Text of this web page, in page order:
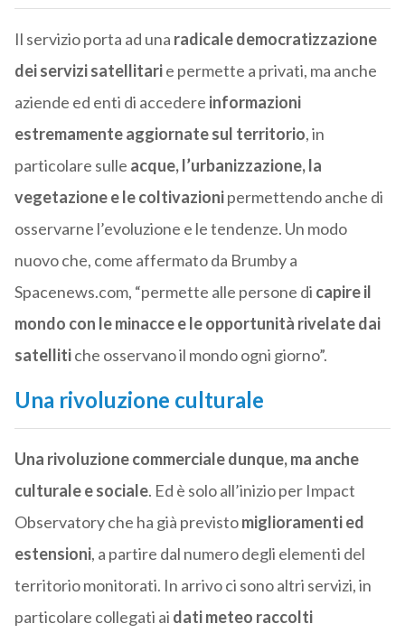
Il servizio porta ad una radicale democratizzazione
dei servizi satellitarie permette a privati, ma anche
aziende ed enti di accedere informazioni
estremamente aggiornate sul territorio, in
particolare sulle acque, l’urbanizzazione, la
vegetazione e le coltivazionipermettendo anche di
osservarne l’evoluzione e le tendenze. Un modo
nuovo che, come affermato da Brumby a
Spacenews.com, “permette alle persone di capire il
mondo con le minacce e le opportunità rivelate dai
satellitiche osservano il mondo ogni giorno”.
Una rivoluzione culturale
Una rivoluzione commerciale dunque, ma anche
culturale e sociale. Ed è solo all’inizio per Impact
Observatory che ha già previstomiglioramenti ed
estensioni, a partire dal numero degli elementi del
territorio monitorati. In arrivo ci sono altri servizi, in
particolare collegati ai dati meteo raccolti